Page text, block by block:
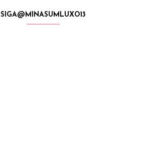
SIGA@MINASUMLUXO13